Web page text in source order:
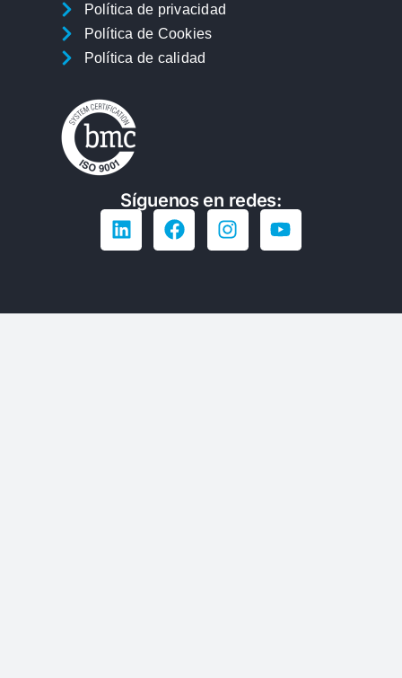
Política de privacidad
Política de Cookies
Política de calidad
Síguenos en redes: